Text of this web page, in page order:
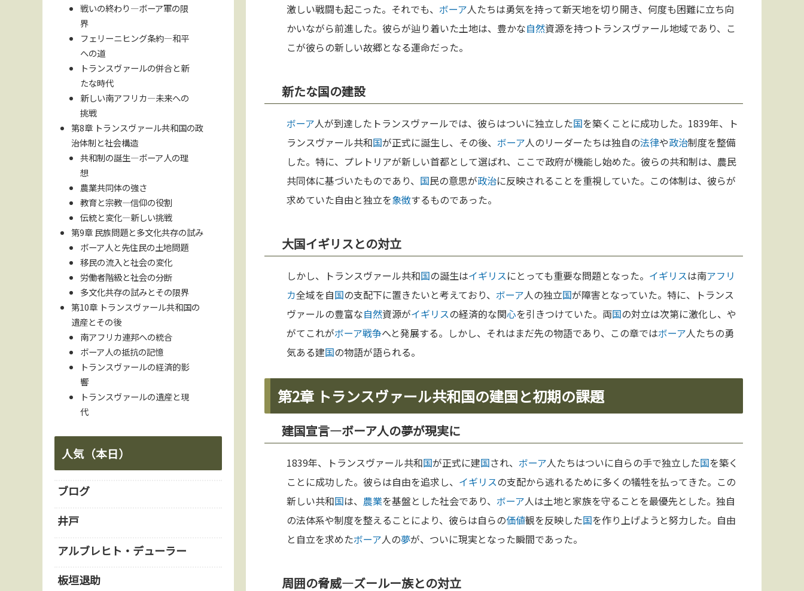
激しい戦闘も起こった。それでも、 ボーア人たちは勇気を持って新天地を切り開き、何度も困難に立ち向
かいながら前進した。彼らが辿り着いた土地は、豊かな自然資源を持つトランスヴァール地域であり、こ
こが彼らの新しい故郷となる運命だった。
新たな国の建設
ボーア人が到達したトランスヴァールでは、彼らはついに独立した国を築くことに成功した。1839年、ト
ランスヴァール共和国が正式に誕生し、その後、 ボーア人のリーダーたちは独自の法律や政治制度を整備
した。特に、プレトリアが新しい首都として選ばれ、ここで政府が機能し始めた。彼らの共和制は、農民
共同体に基づいたものであり、 国民の意思が政治に反映されることを重視していた。この体制は、彼らが
求めていた自由と独立を象徴するものであった。
大国イギリスとの対立
しかし、トランスヴァール共和国の誕生はイギリスにとっても重要な問題となった。 イギリスは南アフリ
カ全域を自国の支配下に置きたいと考えており、 ボーア人の独立国が障害となっていた。特に、トランス
ヴァールの豊富な自然資源がイギリスの経済的な関心を引きつけていた。両国の対立は次第に激化し、や
がてこれがボーア戦争へと発展する。しかし、それはまだ先の物語であり、この章ではボーア人たちの勇
気ある建国の物語が語られる。
第2章 トランスヴァール共和国の建国と初期の課題
建国宣言—ボーア人の夢が現実に
1839年、トランスヴァール共和国が正式に建国され、 ボーア人たちはついに自らの手で独立した国を築く
ことに成功した。彼らは自由を追求し、 イギリスの支配から逃れるために多くの犠牲を払ってきた。この
新しい共和国は、 農業を基盤とした社会であり、 ボーア人は土地と家族を守ることを最優先とした。独自
の法体系や制度を整えることにより、彼らは自らの価値観を反映した国を作り上げようと努力した。自由
と自立を求めたボーア人の夢が、ついに現実となった瞬間であった。
周囲の脅威—ズールー族との対立
戦いの終わり—ボーア軍の限
界
フェリーニヒング条約—和平
への道
トランスヴァールの併合と新
たな時代
新しい南アフリカ—未来への
挑戦
第8章 トランスヴァール共和国の政
治体制と社会構造
共和制の誕生—ボーア人の理
想
農業共同体の強さ
教育と宗教—信仰の役割
伝統と変化—新しい挑戦
第9章 民族問題と多文化共存の試み
ボーア人と先住民の土地問題
移民の流入と社会の変化
労働者階級と社会の分断
多文化共存の試みとその限界
第10章 トランスヴァール共和国の
遺産とその後
南アフリカ連邦への統合
ボーア人の抵抗の記憶
トランスヴァールの経済的影
響
トランスヴァールの遺産と現
代
人気（本日）
ブログ
井戸
アルブレヒト・デューラー
板垣退助